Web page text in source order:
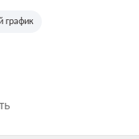
график